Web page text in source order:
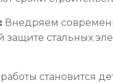
Внедряем
защите стальных
становится